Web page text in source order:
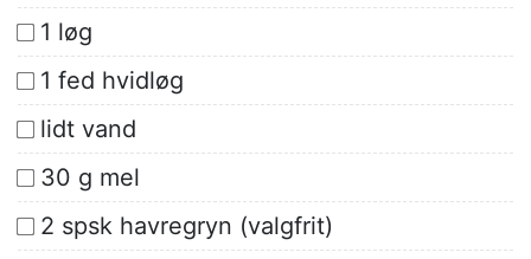
1 løg
1 fed hvidløg
lidt vand
30 g mel
2 spsk havregryn (valgfrit)